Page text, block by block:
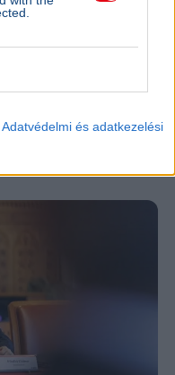
Adatvédelmi és adatkezelési
János májusi
rendőr térne